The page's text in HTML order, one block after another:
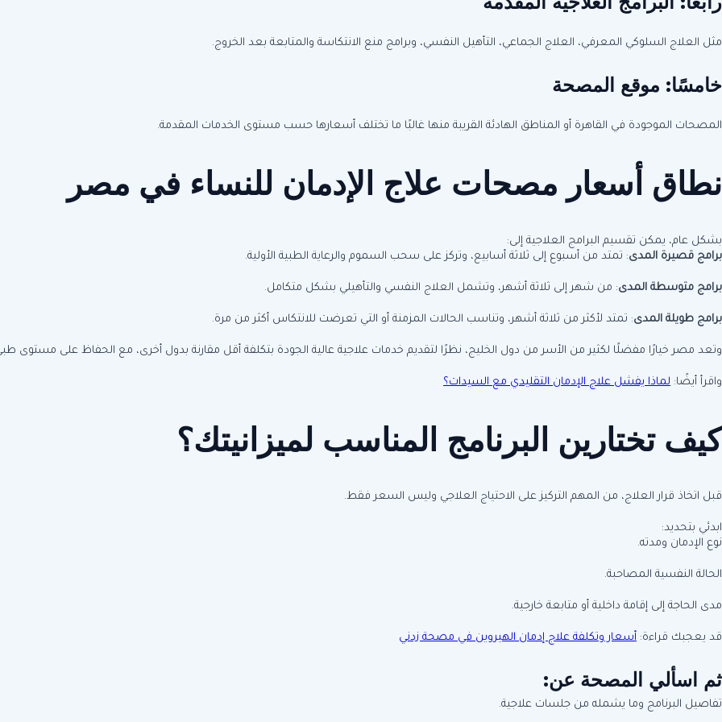
مثل العلاج السلوكي المعرفي، العلاج الجماعي، التأهيل النفسي، وبرامج منع الانتكاسة والمتابعة بعد الخروج.
خامسًا: موقع المصحة
المصحات الموجودة في القاهرة أو المناطق الهادئة القريبة منها غالبًا ما تختلف أسعارها حسب مستوى الخدمات المقدمة.
نطاق أسعار مصحات علاج الإدمان للنساء في مصر
بشكل عام، يمكن تقسيم البرامج العلاجية إلى:
برامج قصيرة المدى: تمتد من أسبوع إلى ثلاثة أسابيع، وتركز على سحب السموم والرعاية الطبية الأولية.
برامج متوسطة المدى: من شهر إلى ثلاثة أشهر، وتشمل العلاج النفسي والتأهيلي بشكل متكامل.
برامج طويلة المدى: تمتد لأكثر من ثلاثة أشهر، وتناسب الحالات المزمنة أو التي تعرضت للانتكاس أكثر من مرة.
وتعد مصر خيارًا مفضلًا لكثير من الأسر من دول الخليج، نظرًا لتقديم خدمات علاجية عالية الجودة بتكلفة أقل مقارنة بدول أخرى، مع الحفاظ على مستوى
واقرأ أيضًا: لماذا يفشل علاج الإدمان التقليدي مع السيدات؟
كيف تختارين البرنامج المناسب لميزانيتك؟
قبل اتخاذ قرار العلاج، من المهم التركيز على الاحتياج العلاجي وليس السعر فقط.
ابدئي بتحديد:
نوع الإدمان ومدته.
الحالة النفسية المصاحبة.
مدى الحاجة إلى إقامة داخلية أو متابعة خارجية.
قد يعجبك قراءة: أسعار وتكلفة علاج إدمان الهيروين في مصحة زدني
ثم اسألي المصحة عن:
تفاصيل البرنامج وما يشمله من جلسات علاجية.